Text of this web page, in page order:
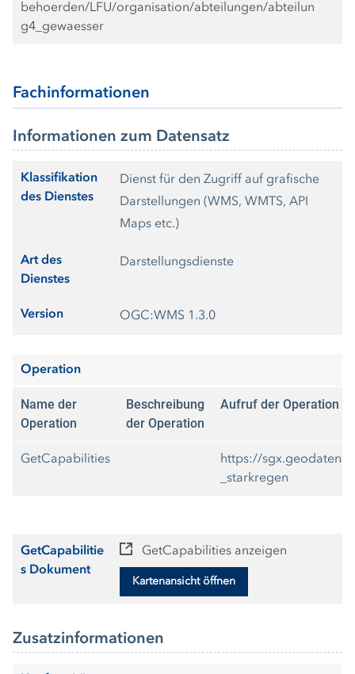
behoerden/LFU/organisation/abteilungen/abteilun
g4_gewaesser
Fachinformationen
Informationen zum Datensatz
Klassifikation
des Dienstes
Dienst für den Zugriff auf grafische
Darstellungen (WMS, WMTS, API
Maps etc.)
Art des
Dienstes
Darstellungsdienste
Version OGC:WMS 1.3.0
Operation
Name der
Operation
Beschreibung
der Operation
Aufruf der Operation
GetCapabilities
https://
_starkregen
GetCapabilitie
s Dokument
GetCapabilities anzeigen
Kartenansicht öffnen
Zusatzinformationen